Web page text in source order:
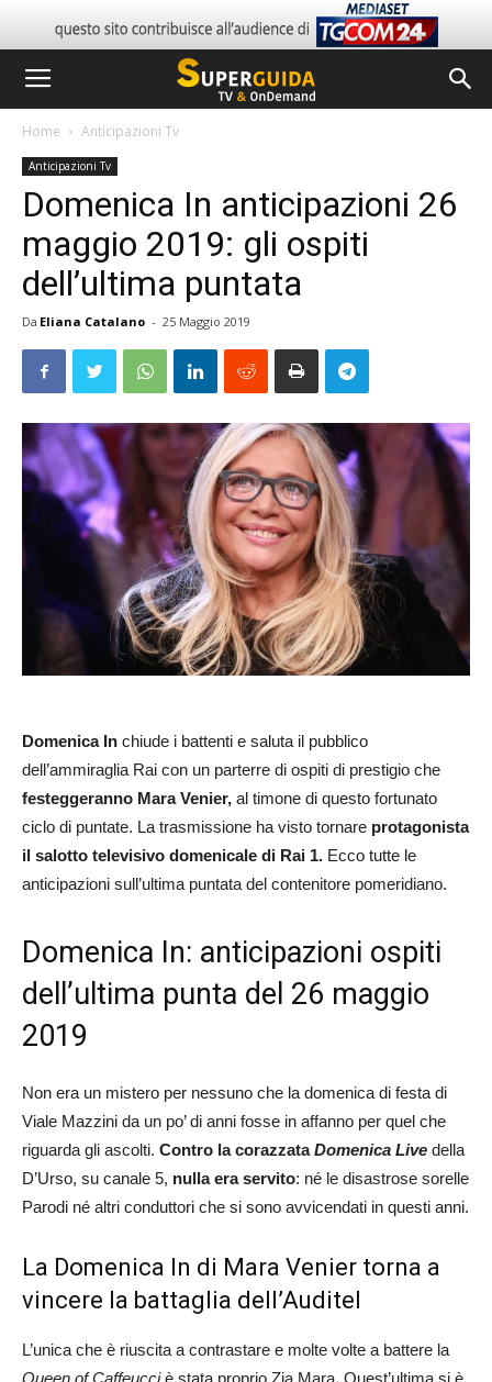
Home Anticipazioni Tv
Anticipazioni Tv
Domenica In anticipazioni 26
maggio 2019: gli ospiti
dell’ultima puntata
Da Eliana Catalano - 25 Maggio 2019
Domenica In chiude i battenti e saluta il pubblico
dell’ammiraglia Rai con un parterre di ospiti di prestigio che
festeggeranno Mara Venier, al timone di questo fortunato
ciclo di puntate. La trasmissione ha visto tornare protagonista
il salotto televisivo domenicale di Rai 1. Ecco tutte le
anticipazioni sull’ultima puntata del contenitore pomeridiano.
Domenica In: anticipazioni ospiti
dell’ultima punta del 26 maggio
2019
Non era un mistero per nessuno che la domenica di festa di
Viale Mazzini da un po’ di anni fosse in affanno per quel che
riguarda gli ascolti. Contro la corazzataDomenica Live della
D’Urso, su canale 5, nulla era servito: né le disastrose sorelle
Parodi né altri conduttori che si sono avvicendati in questi anni.
La Domenica In di Mara Venier torna a
vincere la battaglia dell’Auditel
L’unica che è riuscita a contrastare e molte volte a battere la
Queen of Caffeucciè stata proprio Zia Mara. Quest’ultima si è